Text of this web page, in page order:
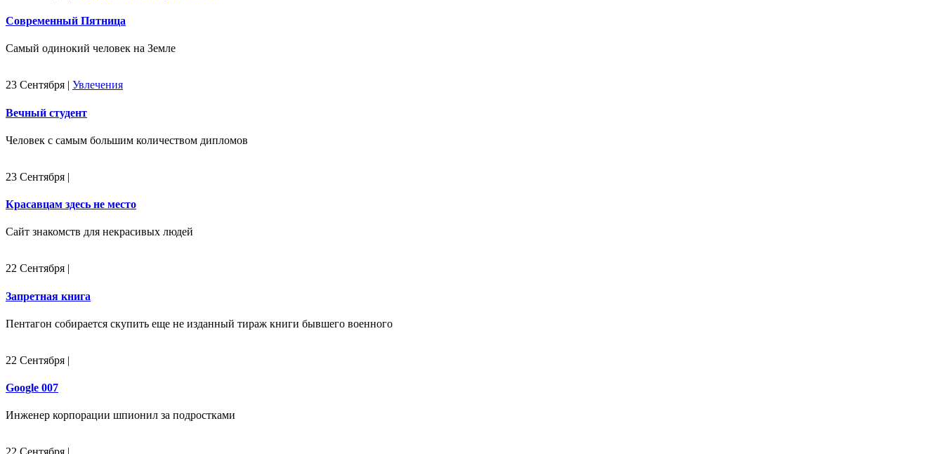
Современный Пятница
Самый одинокий человек на Земле
23 Сентября | Увлечения
Вечный студент
Человек с самым большим количеством дипломов
23 Сентября |
Красавцам здесь не место
Сайт знакомств для некрасивых людей
22 Сентября |
Запретная книга
Пентагон собирается скупить еще не изданный тираж книги бывшего военного
22 Сентября |
Google 007
Инженер корпорации шпионил за подростками